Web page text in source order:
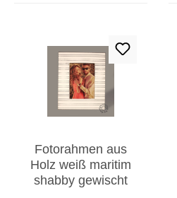
Fotorahmen aus
Holz weiß maritim
shabby gewischt